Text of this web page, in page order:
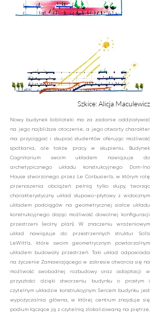
Szkice: Alicja Maculewicz
Nowy budynek biblioteki ma za zadanie oddziaływać
na jego najbliższe otoczenie, a jego otwarty charakter
ma przyciągać i skupiać studentów oferując możliwość
spotkania, ale także pracy w skupieniu. Budynek
Cognitarium swoim układem nawiązuje do
archetypicznego układu konstrukcyjnego Dom-Ino
House stworzonego przez Le Corbusier’a, w którym rolę
przenoszenia obciążeń pełnią tylko słupy, tworząc
charakterystyczny układ słupowo-płytowy z widocznym
układem podciągów na geometrycznej siatce układu
konstrukcyjnego dając możliwość dowolnej konfiguracji
przestrzeni (wolny plan). W znaczeniu wrażeniowym
układ nawiązuje do przestrzennych struktur Sol’a
LeWitt’a, które swoim geometrycznym powtarzalnym
układem budowały przestrzeń. Taki układ odpowiada
na życzenie Zamawiającego w zakresie otwarcia się na
możliwość swobodnej rozbudowy oraz adaptacji w
przyszłości dzięki stworzeniu budynku o prostym i
czytelnym układzie konstrukcyjnym. Sercem budynku jest
wypożyczalnia główna, w której centrum znajduje się
podium łączące ją z czytelnią zlokalizowaną na piętrze.